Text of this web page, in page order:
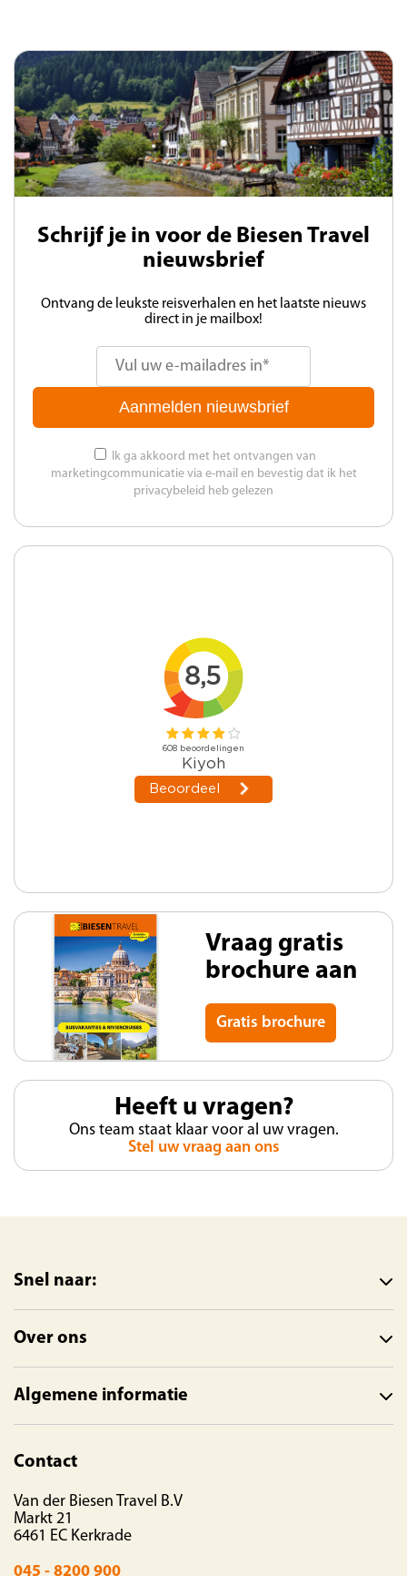
Schrijf je in voor de Biesen Travel
nieuwsbrief
Ontvang de leukste reisverhalen en het laatste nieuws
direct in je mailbox!
Aanmelden nieuwsbrief
Ik ga akkoord met het ontvangen van
marketingcommunicatie via e-mail en bevestig dat ik het
privacybeleid heb gelezen
Vraag gratis
brochure aan
Gratis brochure
Heeft u vragen?
Ons team staat klaar voor al uw vragen.
Stel uw vraag aan ons
Snel naar:
Over ons
Algemene informatie
Contact
Van der Biesen Travel B.V
Markt 21
6461 EC Kerkrade
045 - 8200 900